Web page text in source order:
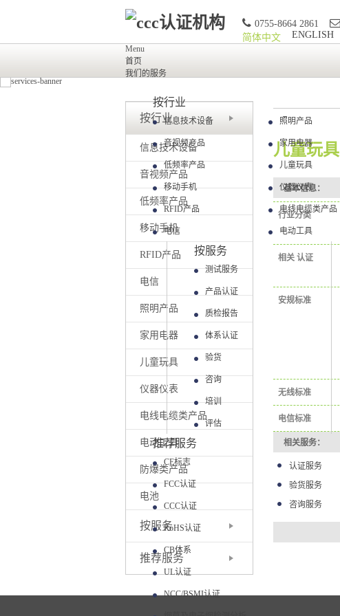
0755-8664 2861
简体中文
ENGLISH
Menu
首页
我们的服务
按行业
信息技术设备
音视频产品
低频率产品
移动手机
RFID产品
电信
照明产品
家用电器
儿童玩具
仪器仪表
电线电缆类产品
电动工具
按服务
测试服务
产品认证
质检报告
体系认证
验货
咨询
培训
评估
推荐服务
CE标志
FCC认证
CCC认证
RoHS认证
CB体系
UL认证
NCC/BSMI认证
按行业
信息技术设备
音视频产品
低频率产品
移动手机
RFID产品
电信
照明产品
家用电器
儿童玩具
仪器仪表
电线电缆类产品
电动工具
防爆类产品
电池
按服务
推荐服务
儿童玩具
基本信息：
行业分类
相关认证
安规标准
无线标准
电信标准
相关服务：
认证服务
验货服务
咨询服务